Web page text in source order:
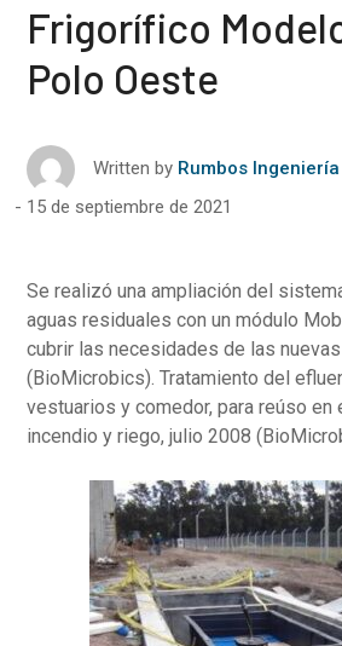
Frigorífico
Polo Oeste
Written by Rumbos
15 de septiembre de 2021
Se realizó una ampliación del
aguas residuales con un módulo
cubrir las necesidades de las
(BioMicrobics). Tratamiento del
vestuarios y comedor, para reúso en
incendio y riego, julio 2008